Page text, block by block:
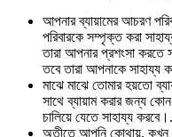
আপনার ব্যায়ামের আচরণ
পরিবারকে সম্পৃক্ত করা
তারা আপনার প্রশংসা করতে
তবে তারা আপনাকে সাহায্য
মাঝে মাঝে তোমার হয়তো
সাথে ব্যায়াম করার জন্য
চালিয়ে যেতে সাহায্য করবে।.
অতীতে আপনি কোথায়, কখন